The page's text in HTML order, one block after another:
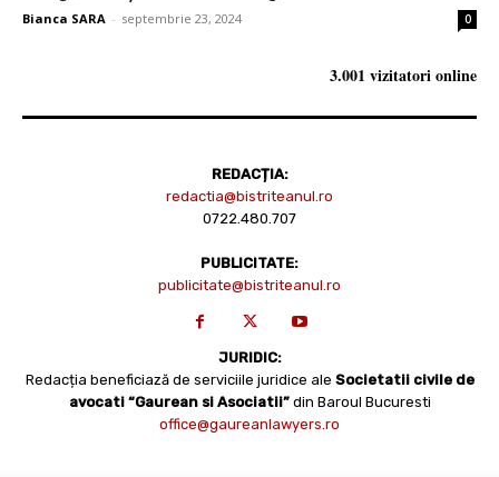
Bianca SARA - septembrie 23, 2024 0
3.001 vizitatori online
REDACȚIA:
redactia@bistriteanul.ro
0722.480.707
PUBLICITATE:
publicitate@bistriteanul.ro
JURIDIC:
Redacția beneficiază de serviciile juridice ale Societatii civile de
avocati “Gaurean si Asociatii” din Baroul Bucuresti
office@gaureanlawyers.ro